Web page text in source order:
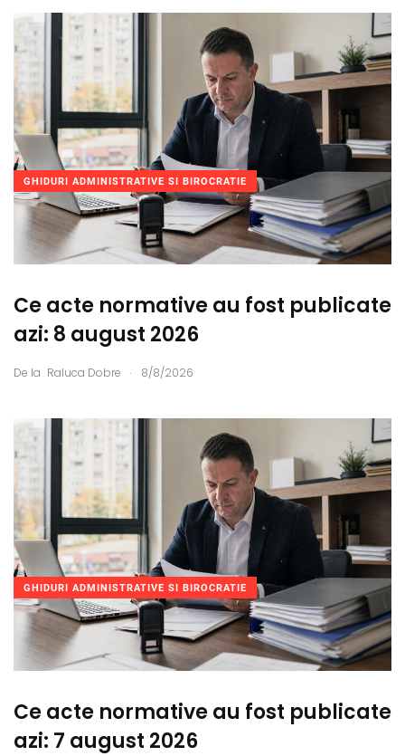
GHIDURI ADMINISTRATIVE SI BIROCRATIE
Ce acte normative au fost publicate
azi: 8 august 2026
De la Raluca Dobre . 8/8/2026
GHIDURI ADMINISTRATIVE SI BIROCRATIE
Ce acte normative au fost publicate
azi: 7 august 2026